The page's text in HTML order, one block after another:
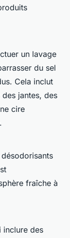
un lavage
du sel
Cela inclut
jantes, des
cire
fraîche à
inclure des